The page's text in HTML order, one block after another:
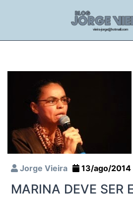
Jorge Vieira 13/ago/2014
MARINA DEVE SER